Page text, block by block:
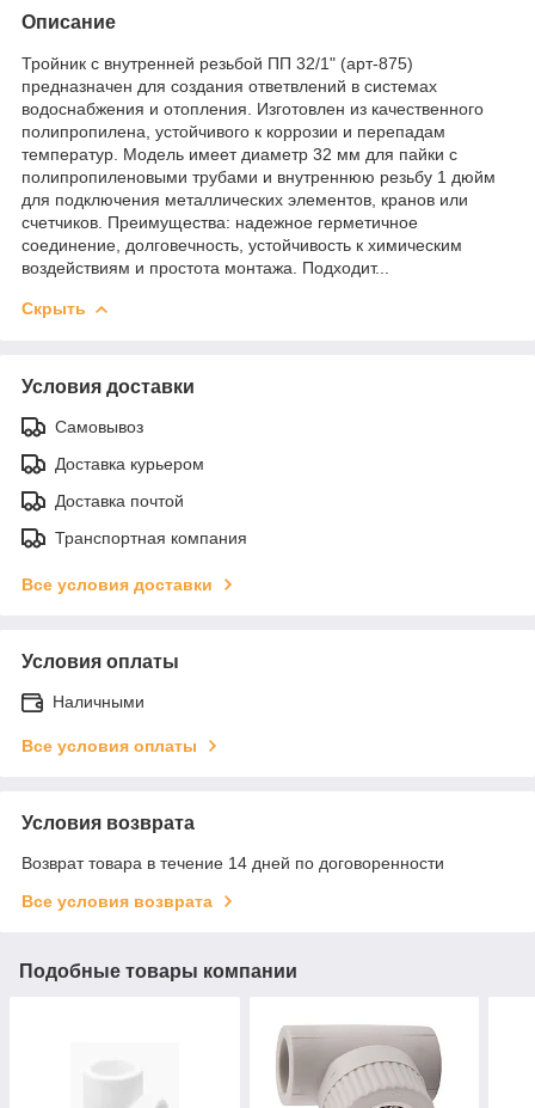
Описание
Тройник с внутренней резьбой ПП 32/1" (арт-875)
предназначен для создания ответвлений в системах
водоснабжения и отопления. Изготовлен из качественного
полипропилена, устойчивого к коррозии и перепадам
температур. Модель имеет диаметр 32 мм для пайки с
полипропиленовыми трубами и внутреннюю резьбу 1 дюйм
для подключения металлических элементов, кранов или
счетчиков. Преимущества: надежное герметичное
соединение, долговечность, устойчивость к химическим
воздействиям и простота монтажа. Подходит...
Скрыть
Условия доставки
Самовывоз
Доставка курьером
Доставка почтой
Транспортная компания
Все условия доставки
Условия оплаты
Наличными
Все условия оплаты
Условия возврата
Возврат товара в течение 14 дней по договоренности
Все условия возврата
Подобные товары компании